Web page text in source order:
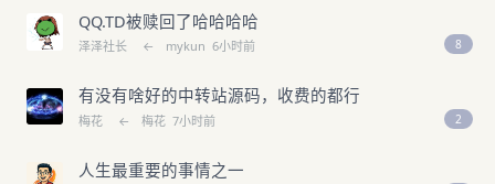
QQ.TD被赎回了哈哈哈哈
泽泽社长 ← mykun 6小时前 8
有没有啥好的中转站源码，收费的都行
梅花 ← 梅花 7小时前 2
人生最重要的事情之一